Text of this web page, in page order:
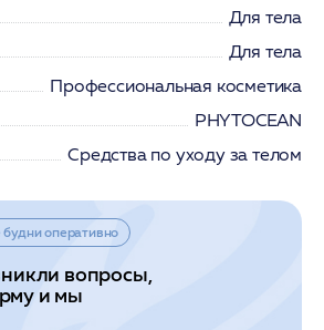
Для тела
Для тела
Профессиональная косметика
PHYTOCEAN
Средства по уходу за телом
оперативно
вопросы,
и мы